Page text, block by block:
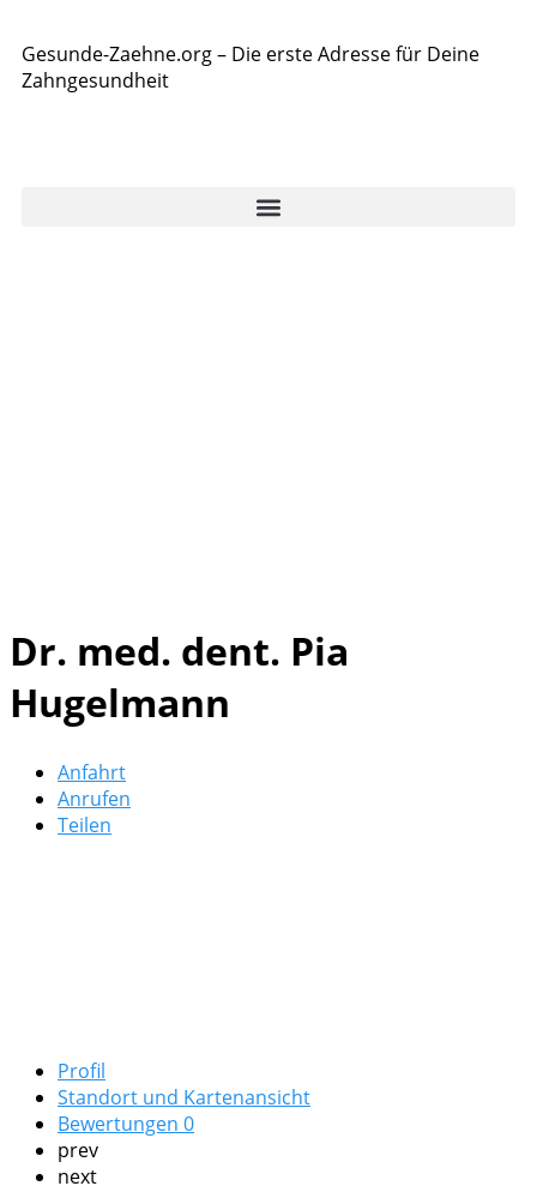
Gesunde-Zaehne.org – Die erste Adresse für Deine
Zahngesundheit
Dr. med. dent. Pia
Hugelmann
Anfahrt
Anrufen
Teilen
Profil
Standort und Kartenansicht
Bewertungen 0
prev
next